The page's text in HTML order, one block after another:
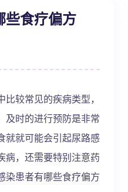
些食疗偏方
较常见的疾病类型，
及时的进行预防是非常
就就可能会引起尿路感
病，还需要特别注意药
染患者有哪些食疗偏方